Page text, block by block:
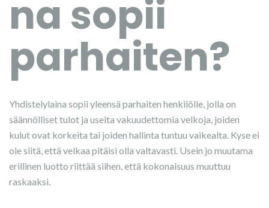
na sopii
parhaiten?
Yhdistelylaina sopii yleensä parhaiten henkilölle, jolla on
säännölliset tulot ja useita vakuudettomia velkoja, joiden
kulut ovat korkeita tai joiden hallinta tuntuu vaikealta. Kyse ei
ole siitä, että velkaa pitäisi olla valtavasti. Usein jo muutama
erillinen luotto riittää siihen, että kokonaisuus muuttuu
raskaaksi.